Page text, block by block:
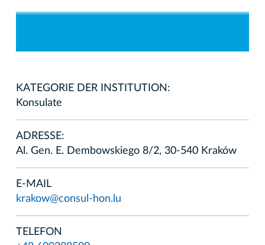
KATEGORIE DER INSTITUTION:
Konsulate
ADRESSE:
Al. Gen. E. Dembowskiego 8/2, 30-540 Kraków
E-MAIL
krakow@consul-hon.lu
TELEFON